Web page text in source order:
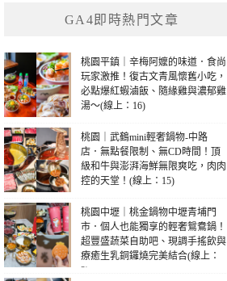
GA4即時熱門文章
桃園平鎮｜辛梅阿嬤的味道．食尚
玩家激推！復古文青風懷舊小吃，
必點爆紅蝦滷飯、隨緣雞與濃郁雞
湯～(線上：16)
桃園｜武鶴mini輕奢鍋物-中路
店．無點餐限制、無CD時間！頂
級和牛與澎湃海鮮無限爽吃，肉肉
控的天堂！(線上：15)
桃園中壢｜桃金鍋物中壢青埔門
市．個人也能獨享的輕奢鴛鴦鍋！
超豐盛蔬菜自助吧、現調手搖飲與
療癒生乳銅鑼燒完美結合(線上：
2)